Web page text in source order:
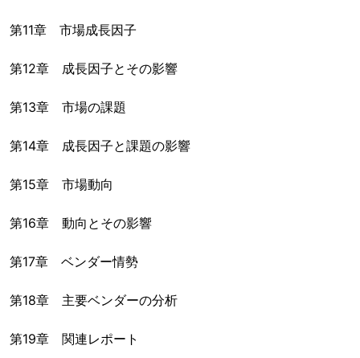
第11章 市場成長因子
第12章 成長因子とその影響
第13章 市場の課題
第14章 成長因子と課題の影響
第15章 市場動向
第16章 動向とその影響
第17章 ベンダー情勢
第18章 主要ベンダーの分析
第19章 関連レポート